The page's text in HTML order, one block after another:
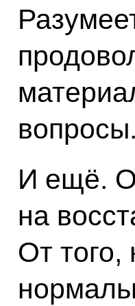
вопросы.
И ещё.
на
От того,